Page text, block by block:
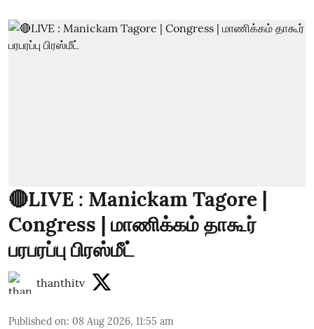
🔴LIVE : Manickam Tagore |
Congress | மாணிக்கம் தாகூர்
பரபரப்பு பிரஸ்மீட்
thanthitv
Published on: 08 Aug 2026, 11:55 am